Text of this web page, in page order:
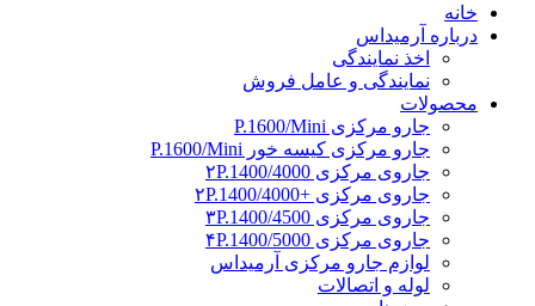
خانه
درباره آرمیداس
اخذ نمایندگی
نمایندگی و عامل فروش
محصولات
جارو مرکزی P.1600/Mini
جارو مرکزی کیسه خور P.1600/Mini
جاروی مرکزی ۲P.1400/4000
جاروی مرکزی +۲P.1400/4000
جاروی مرکزی ۳P.1400/4500
جاروی مرکزی ۴P.1400/5000
لوازم جارو مرکزی آرمیداس
لوله و اتصالات